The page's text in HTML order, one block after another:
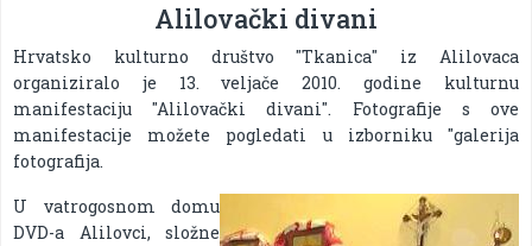
Alilovački divani
Hrvatsko kulturno društvo "Tkanica" iz Alilovaca
organiziralo je 13. veljače 2010. godine kulturnu
manifestaciju "Alilovački divani". Fotografije s ove
manifestacije možete pogledati u izborniku "galerija
fotografija.
U vatrogosnom domu
DVD-a Alilovci, složne